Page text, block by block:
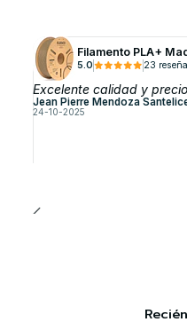
Filamento PLA+
5.0 23
Excelente calidad y precio
Jean Pierre Mendoza
24-10-2025